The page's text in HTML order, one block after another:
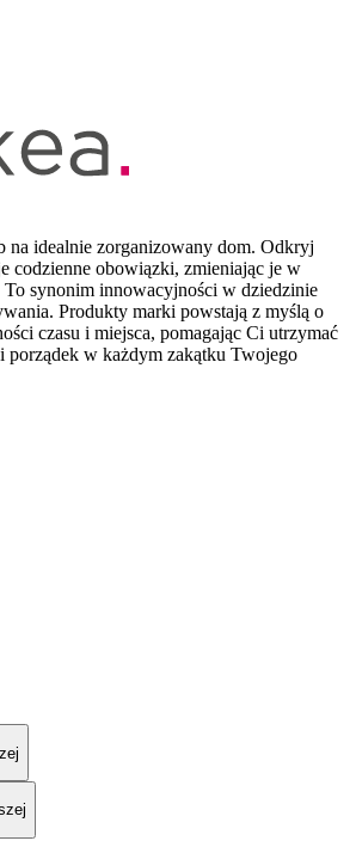
na idealnie zorganizowany dom. Odkryj
codzienne obowiązki, zmieniając je w
To synonim innowacyjności w dziedzinie
Produkty marki powstają z myślą o
czasu i miejsca, pomagając Ci utrzymać
porządek w każdym zakątku Twojego